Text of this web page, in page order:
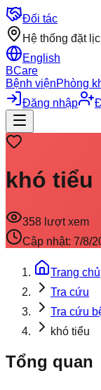
Đối tác
Hệ thống đặt
English
BCare
Bệnh việnPhòng
Đăng nhập
khó tiểu
358 lượt xem
Cập nhật: 7/8/
Trang chủ
Tra cứu
Tra cứu
khó tiểu
Tổng quan